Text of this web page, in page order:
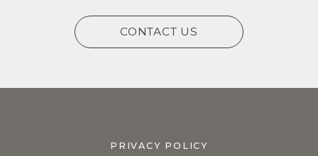
CONTACT US
PRIVACY POLICY